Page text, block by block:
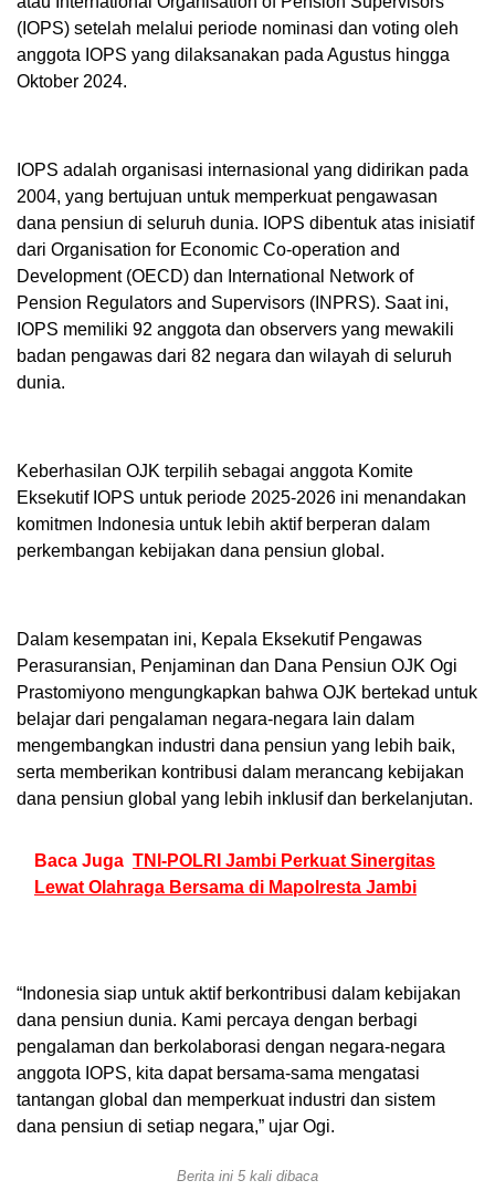
(IOPS) setelah melalui periode nominasi dan voting oleh
anggota IOPS yang dilaksanakan pada Agustus hingga
Oktober 2024.
IOPS adalah organisasi internasional yang didirikan pada
2004, yang bertujuan untuk memperkuat pengawasan
dana pensiun di seluruh dunia. IOPS dibentuk atas inisiatif
dari Organisation for Economic Co-operation and
Development (OECD) dan International Network of
Pension Regulators and Supervisors (INPRS). Saat ini,
IOPS memiliki 92 anggota dan observers yang mewakili
badan pengawas dari 82 negara dan wilayah di seluruh
dunia.
Keberhasilan OJK terpilih sebagai anggota Komite
Eksekutif IOPS untuk periode 2025-2026 ini menandakan
komitmen Indonesia untuk lebih aktif berperan dalam
perkembangan kebijakan dana pensiun global.
Dalam kesempatan ini, Kepala Eksekutif Pengawas
Perasuransian, Penjaminan dan Dana Pensiun OJK Ogi
Prastomiyono mengungkapkan bahwa OJK bertekad untuk
belajar dari pengalaman negara-negara lain dalam
mengembangkan industri dana pensiun yang lebih baik,
serta memberikan kontribusi dalam merancang kebijakan
dana pensiun global yang lebih inklusif dan berkelanjutan.
Baca Juga TNI-POLRI Jambi Perkuat Sinergitas
Lewat Olahraga Bersama di Mapolresta Jambi
“Indonesia siap untuk aktif berkontribusi dalam kebijakan
dana pensiun dunia. Kami percaya dengan berbagi
pengalaman dan berkolaborasi dengan negara-negara
anggota IOPS, kita dapat bersama-sama mengatasi
tantangan global dan memperkuat industri dan sistem
dana pensiun di setiap negara,” ujar Ogi.
Berita ini 5 kali dibaca